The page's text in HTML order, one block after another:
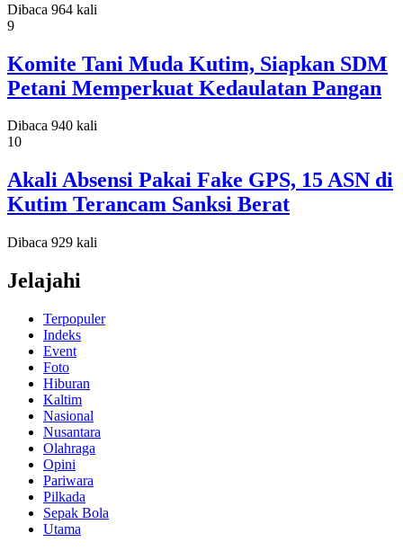
Dibaca 964 kali
9
Komite Tani Muda Kutim, Siapkan SDM
Petani Memperkuat Kedaulatan Pangan
Dibaca 940 kali
10
Akali Absensi Pakai Fake GPS, 15 ASN di
Kutim Terancam Sanksi Berat
Dibaca 929 kali
Jelajahi
Terpopuler
Indeks
Event
Foto
Hiburan
Kaltim
Nasional
Nusantara
Olahraga
Opini
Pariwara
Pilkada
Sepak Bola
Utama